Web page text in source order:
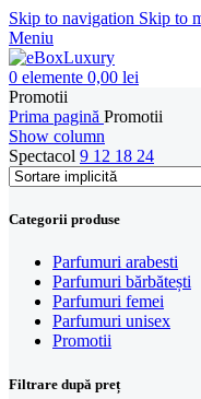
Skip to navigation Skip to
Meniu
0 elemente 0,00 lei
Promotii
Prima pagină Promotii
Show column
Spectacol 9 12 18 24
Categorii produse
Parfumuri arabesti
Parfumuri bărbătești
Parfumuri femei
Parfumuri unisex
Promotii
Filtrare după preț